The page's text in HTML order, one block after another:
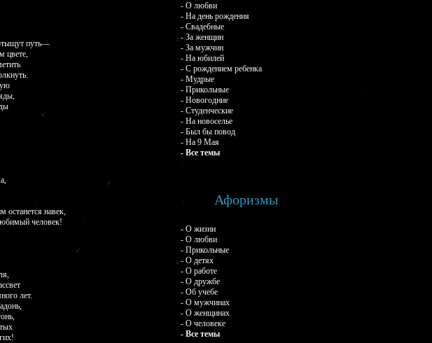
путь—
цвете,
останется навек,
человек!
лет.
- О любви
- На день рождения
- Свадебные
- За женщин
- За мужчин
- На юбилей
- С рождением ребенка
- Мудрые
- Прикольные
- Новогодние
- Студенческие
- На новоселье
- Был бы повод
- На 9 Мая
- Все темы
Афоризмы
- О жизни
- О любви
- Прикольные
- О детях
- О работе
- О дружбе
- Об учебе
- О мужчинах
- О женщинах
- О человеке
- Все темы